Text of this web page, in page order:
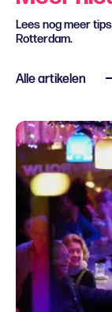
Lees nog meer
Rotterdam.
Alle artikelen